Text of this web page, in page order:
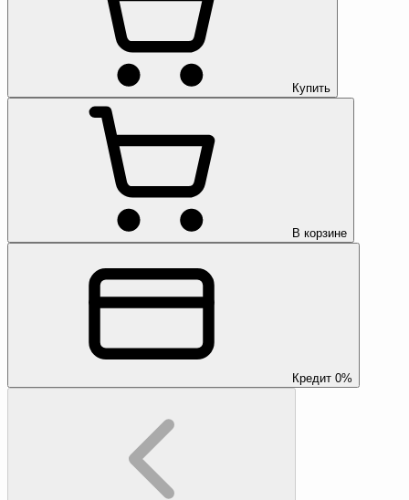
Купить
В корзине
Кредит 0%